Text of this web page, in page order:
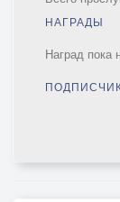
НАГРАДЫ
Наград пока